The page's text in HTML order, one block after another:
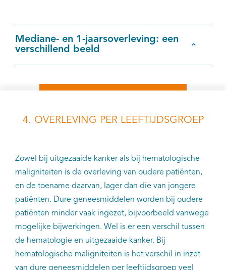
Mediane- en 1-jaarsoverleving: een
verschillend beeld
4. OVERLEVING PER LEEFTIJDSGROEP
Zowel bij uitgezaaide kanker als bij hematologische
maligniteiten is de overleving van oudere patiënten,
en de toename daarvan, lager dan die van jongere
patiënten. Dure geneesmiddelen worden bij oudere
patiënten minder vaak ingezet, bijvoorbeeld vanwege
mogelijke bijwerkingen. Wel is er een verschil tussen
de hematologie en uitgezaaide kanker. Bij
hematologische maligniteiten is het verschil in inzet
van dure geneesmiddelen per leeftijdsgroep veel